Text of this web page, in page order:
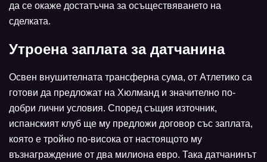
да се окаже достатъчна за осъществяването на
сделката.
Утроена заплата за датчанина
Освен внушителната трансферна сума, от Атлетико са
готови да предложат на Хюлманд и значително по-
добри лични условия. Според същия източник,
испанският клуб ще му предложи договор със заплата,
която е тройно по-висока от настоящото му
възнаграждение от два милиона евро. Така датчанинът